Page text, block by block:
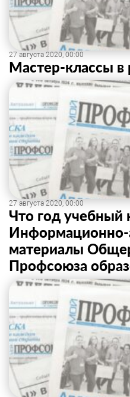
27 августа 2020, 00:00
Мастер-классы
27 августа 2020, 00:00
Что год учебный
Информационно-
материалы
Профсоюза